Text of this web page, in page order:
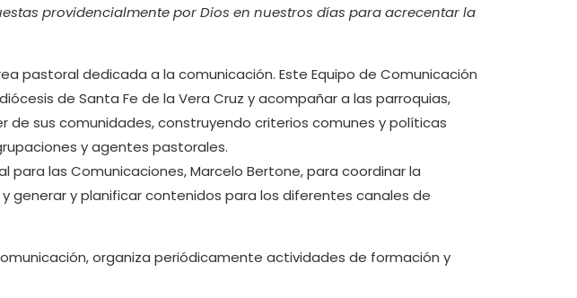
providencialmente por Dios en nuestros días para acrecentar la
pastoral dedicada a la comunicación. Este Equipo de Comunicación
de Santa Fe de la Vera Cruz y acompañar a las parroquias,
sus comunidades, construyendo criterios comunes y políticas
y agentes pastorales.
las Comunicaciones, Marcelo Bertone, para coordinar la
generar y planificar contenidos para los diferentes canales de
organiza periódicamente actividades de formación y